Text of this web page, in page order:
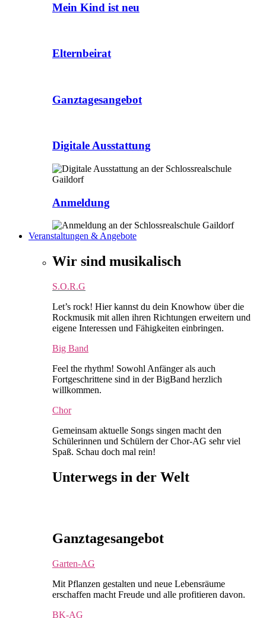
Mein Kind ist neu
Elternbeirat
Ganztagesangebot
Digitale Ausstattung
Anmeldung
Veranstaltungen & Angebote
Wir sind musikalisch
S.O.R.G
Let’s rock! Hier kannst du dein Knowhow über die
Rockmusik mit allen ihren Richtungen erweitern und
eigene Interessen und Fähigkeiten einbringen.
Big Band
Feel the rhythm! Sowohl Anfänger als auch
Fortgeschrittene sind in der BigBand herzlich
willkommen.
Chor
Gemeinsam aktuelle Songs singen macht den
Schülerinnen und Schülern der Chor-AG sehr viel
Spaß. Schau doch mal rein!
Unterwegs in der Welt
Ganztagesangebot
Garten-AG
Mit Pflanzen gestalten und neue Lebensräume
erschaffen macht Freude und alle profitieren davon.
BK-AG